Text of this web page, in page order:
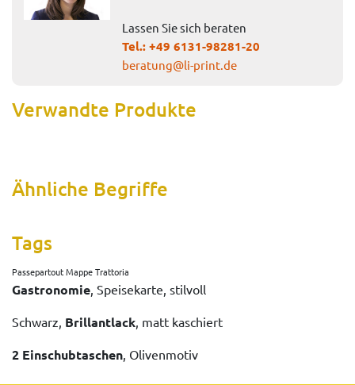
Lassen Sie sich beraten
Tel.:+49 6131-98281-20
beratung@li-print.de
Verwandte Produkte
Ähnliche Begriffe
Tags
Passepartout Mappe Trattoria
Gastronomie, Speisekarte, stilvoll
Schwarz, Brillantlack, matt kaschiert
2 Einschubtaschen, Olivenmotiv